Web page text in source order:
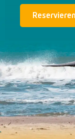
Reservieren